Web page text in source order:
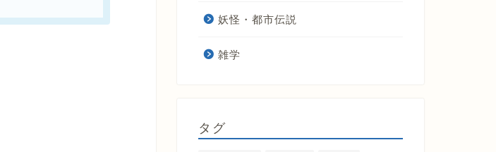
妖怪・都市伝説
雑学
タグ